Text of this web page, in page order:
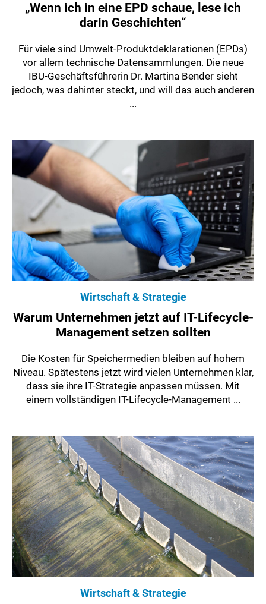
„Wenn ich in eine EPD schaue, lese ich
darin Geschichten“
Für viele sind Umwelt-Produktdeklarationen (EPDs)
vor allem technische Datensammlungen. Die neue
IBU-Geschäftsführerin Dr. Martina Bender sieht
jedoch, was dahinter steckt, und will das auch anderen
...
Wirtschaft & Strategie
Warum Unternehmen jetzt auf IT-Lifecycle-
Management setzen sollten
Die Kosten für Speichermedien bleiben auf hohem
Niveau. Spätestens jetzt wird vielen Unternehmen klar,
dass sie ihre IT-Strategie anpassen müssen. Mit
einem vollständigen IT-Lifecycle-Management ...
Wirtschaft & Strategie